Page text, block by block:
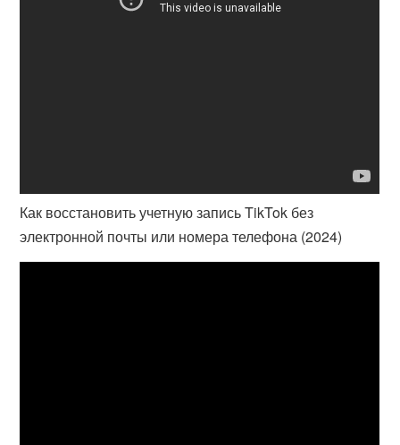
Как восстановить учетную запись TikTok без
электронной почты или номера телефона (2024)